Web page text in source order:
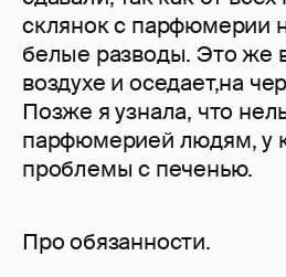
склянок с парфюмерии
белые разводы. Это же
воздухе и оседает,на
Позже я узнала, что
парфюмерией людям, у
проблемы с печенью.
Про обязанности.